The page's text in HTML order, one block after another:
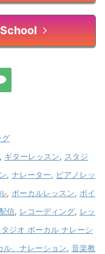
グ
, ギターレッスン, スタジ
, ナレーター, ピアノレッ
, ボーカルレッスン, ボイ
信, レコーディング, レッ
ジオ ボーカル ナレーシ
ル、ナレーション, 音楽教